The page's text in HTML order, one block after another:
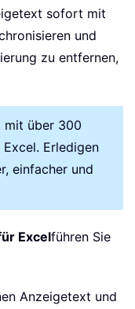
sofort mit
und
zu entfernen,
mit über 300
Erledigen
einfacher und
Excelführen Sie
Anzeigetext und